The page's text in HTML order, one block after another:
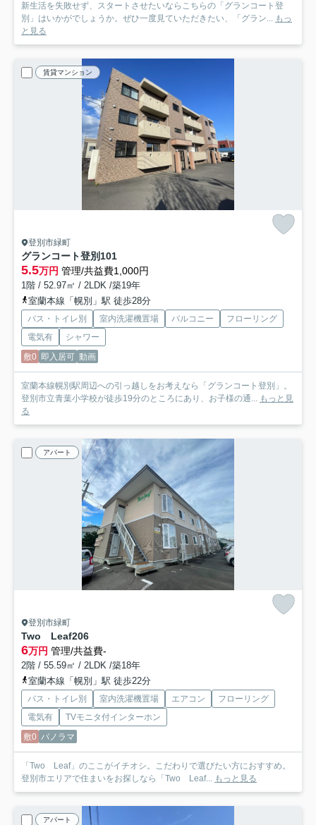
新生活を失敗せず、スタートさせたいならこちらの「グランコート登
別」はいかがでしょうか。ぜひ一度見ていただきたい、「グラン... もっ
と見る
賃貸マンション
登別市緑町
グランコート登別101
5.5万円 管理/共益費1,000円
1階 / 52.97㎡ / 2LDK /築19年
室蘭本線「幌別」駅 徒歩28分
バス・トイレ別 室内洗濯機置場 バルコニー
フローリング
電気有
シャワー
敷0 即入居可 動画
室蘭本線幌別駅周辺への引っ越しをお考えなら「グランコート登別」。
登別市立青葉小学校が徒歩19分のところにあり、お子様の通... もっと見
る
アパート
登別市緑町
Two Leaf206
6万円 管理/共益費-
2階 / 55.59㎡ / 2LDK /築18年
室蘭本線「幌別」駅 徒歩22分
バス・トイレ別 室内洗濯機置場 エアコン
フローリング
電気有
TVモニタ付インターホン
敷0 パノラマ
「Two Leaf」のここがイチオシ。こだわりで選びたい方におすすめ。
登別市エリアで住まいをお探しなら「Two Leaf... もっと見る
アパート